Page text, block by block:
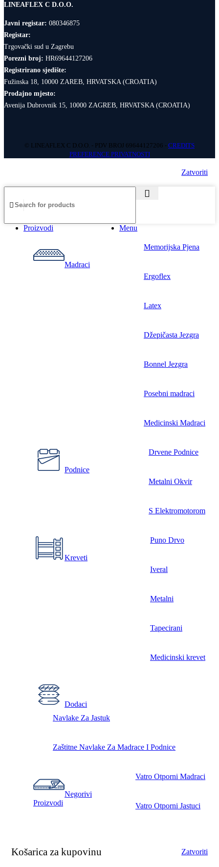
LINEAFLEX C D.O.O.
Javni registar: 080346875
Registar:
Trgovački sud u Zagrebu
Porezni broj: HR69644127206
Registrirano sjedište:
Fužinska 18, 10000 ZAREB, HRVATSKA (CROATIA)
Prodajno mjesto:
Avenija Dubrovnik 15, 10000 ZAGREB, HRVATSKA (CROATIA)
© LINEAFLEX C D.O.O. - PDV BROJ 69644127206 - CREDITS
PREFERENCE PRIVATNOSTI
Zatvoriti
Menu
Proizvodi
Madraci
Memorijska Pjena
Ergoflex
Latex
Džepičasta Jezgra
Bonnel Jezgra
Posebni madraci
Medicinski Madraci
Podnice
Drvene Podnice
Metalni Okvir
S Elektromotorom
Kreveti
Puno Drvo
Iveral
Metalni
Tapecirani
Medicinski krevet
Dodaci
Navlake Za Jastuk
Zaštitne Navlake Za Madrace I Podnice
Negorivi
Proizvodi
Vatro Otporni Madraci
Vatro Otporni Jastuci
Košarica za kupovinu Zatvoriti